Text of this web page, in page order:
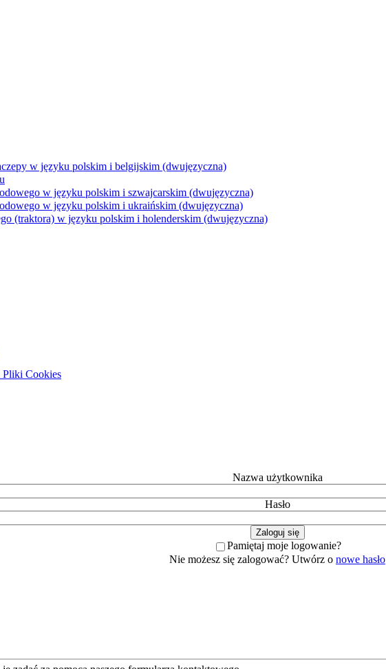
w języku polskim i belgijskim (dwujęzyczna)
w języku polskim i szwajcarskim (dwujęzyczna)
w języku polskim i ukraińskim (dwujęzyczna)
(traktora) w języku polskim i holenderskim (dwujęzyczna)
Cookies
Nazwa użytkownika
Hasło
Pamiętaj moje logowanie?
Nie możesz się zalogować? Utwórz o nowe hasło